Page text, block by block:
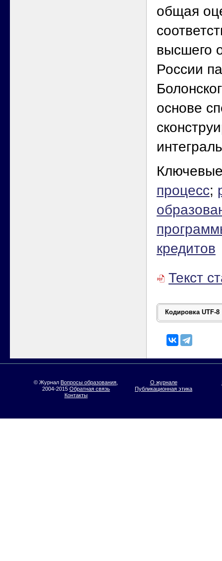
общая
высшего
России
основе
процесс;
кредитов
Текст
© ЖурналВопросы образования
2004-2015 Обратная связь
О журнале
Публикационная этика
Контакты